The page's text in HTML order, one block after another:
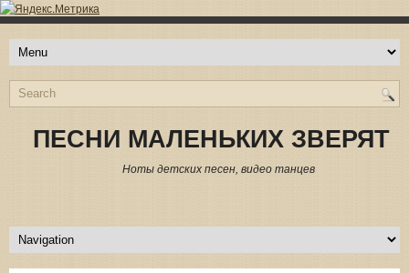
ПЕСНИ МАЛЕНЬКИХ ЗВЕРЯТ
Ноты детских песен, видео танцев